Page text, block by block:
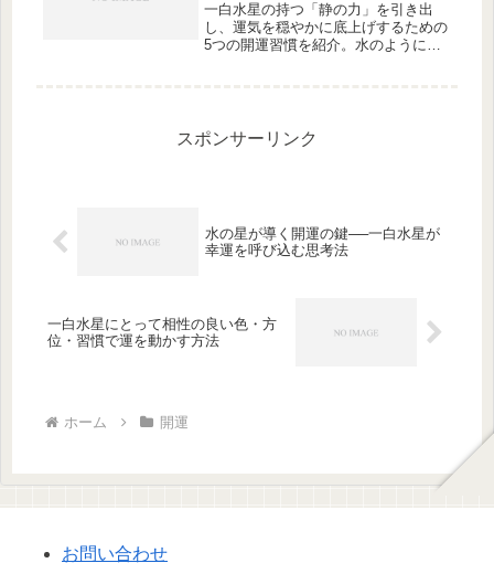
一白水星の持つ「静の力」を引き出
し、運気を穏やかに底上げするための
5つの開運習慣を紹介。水のように流
スポンサーリンク
水の星が導く開運の鍵──一白水星が
幸運を呼び込む思考法
一白水星にとって相性の良い色・方
位・習慣で運を動かす方法
ホーム 開運
お問い合わせ